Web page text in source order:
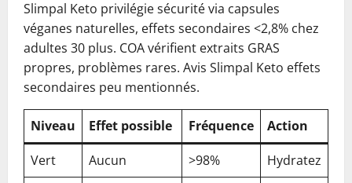
Slimpal Keto privilégie sécurité via capsules
véganes naturelles, effets secondaires <2,8% chez
adultes 30 plus. COA vérifient extraits GRAS
propres, problèmes rares. Avis Slimpal Keto effets
secondaires peu mentionnés.
Niveau Effet possible Fréquence
Action
Vert
Aucun >98% Hydratez